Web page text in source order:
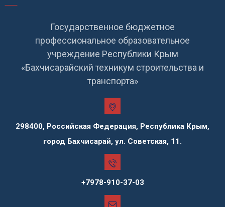
Государственное бюджетное
профессиональное образовательное
учреждение Республики Крым
«Бахчисарайский техникум строительства и
транспорта»
298400, Российская Федерация, Республика Крым,
город Бахчисарай, ул. Советская, 11.
+7978-910-37-03